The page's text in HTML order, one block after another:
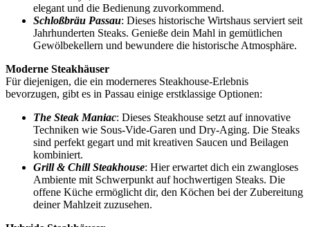
elegant und die Bedienung zuvorkommend.
Schloßbräu Passau: Dieses historische Wirtshaus serviert seit
Jahrhunderten Steaks. Genieße dein Mahl in gemütlichen
Gewölbekellern und bewundere die historische Atmosphäre.
Moderne Steakhäuser
Für diejenigen, die ein moderneres Steakhouse-Erlebnis
bevorzugen, gibt es in Passau einige erstklassige Optionen:
The Steak Maniac: Dieses Steakhouse setzt auf innovative
Techniken wie Sous-Vide-Garen und Dry-Aging. Die Steaks
sind perfekt gegart und mit kreativen Saucen und Beilagen
kombiniert.
Grill & Chill Steakhouse: Hier erwartet dich ein zwangloses
Ambiente mit Schwerpunkt auf hochwertigen Steaks. Die
offene Küche ermöglicht dir, den Köchen bei der Zubereitung
deiner Mahlzeit zuzusehen.